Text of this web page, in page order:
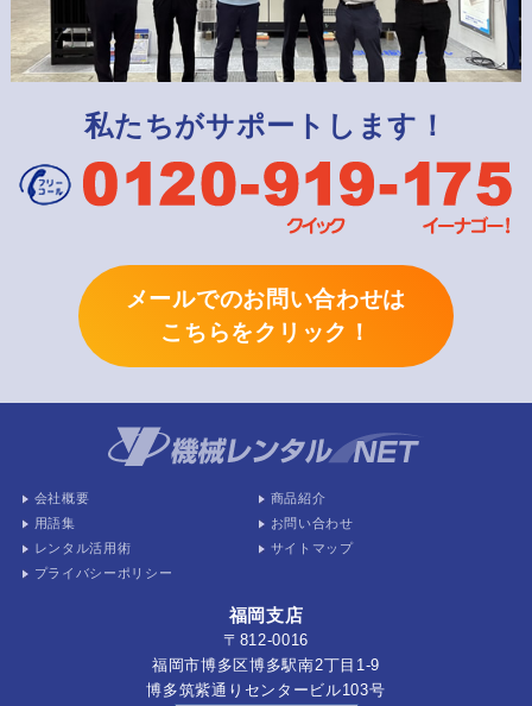
私たちがサポートします！
メールでのお問い合わせは
こちらをクリック！
会社概要
商品紹介
用語集
お問い合わせ
レンタル活用術
サイトマップ
プライバシーポリシー
福岡支店
〒812-0016
福岡市博多区博多駅南2丁目1-9
博多筑紫通りセンタービル103号